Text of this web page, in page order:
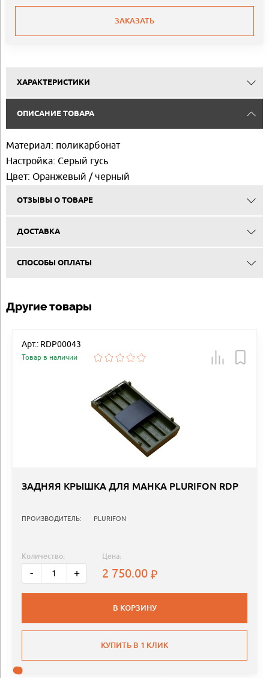
ЗАКАЗАТЬ
ХАРАКТЕРИСТИКИ
ОПИСАНИЕ ТОВАРА
Материал: поликарбонат
Настройка: Серый гусь
Цвет: Оранжевый / черный
ОТЗЫВЫ О ТОВАРЕ
ДОСТАВКА
СПОСОБЫ ОПЛАТЫ
Другие товары
Арт.: RDP00043
Товар в наличии
ЗАДНЯЯ КРЫШКА ДЛЯ МАНКА PLURIFON RDP
ПРОИЗВОДИТЕЛЬ: PLURIFON
Количество:
- +
Цена:
2 750.00
В КОРЗИНУ
КУПИТЬ В 1 КЛИК